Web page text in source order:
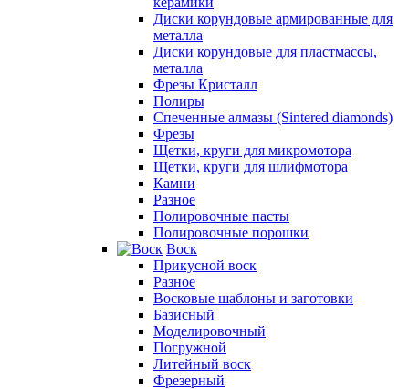
Диски корундовые армированные для
металла
Диски корундовые для пластмассы,
металла
Фрезы Кристалл
Полиры
Спеченные алмазы (Sintered diamonds)
Фрезы
Щетки, круги для микромотора
Щетки, круги для шлифмотора
Камни
Разное
Полировочные пасты
Полировочные порошки
Воск
Прикусной воск
Разное
Восковые шаблоны и заготовки
Базисный
Моделировочный
Погружной
Литейный воск
Фрезерный